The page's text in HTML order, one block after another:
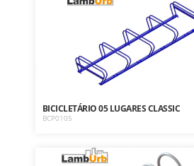
BICICLETÁRIO 05 LUGARES CLASSIC
BCP0105